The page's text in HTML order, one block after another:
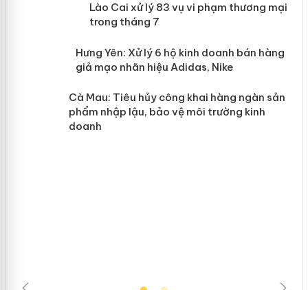
Lào Cai xử lý 83 vụ vi phạm thương
mại trong tháng 7
Hưng Yên: Xử lý 6 hộ kinh doanh bán
hàng giả mạo nhãn hiệu Adidas, Nike